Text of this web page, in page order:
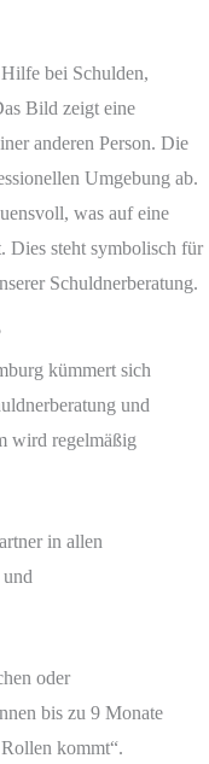
kümmert sich
und
wird regelmäßig
in allen
oder
bis zu 9 Monate
kommt“.